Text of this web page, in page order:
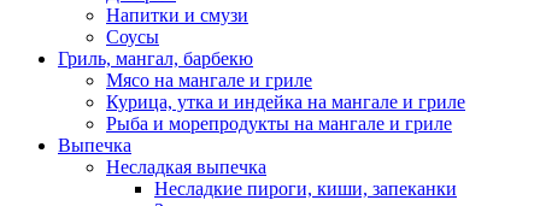
Напитки и смузи
Соусы
Гриль, мангал, барбекю
Мясо на мангале и гриле
Курица, утка и индейка на мангале и гриле
Рыба и морепродукты на мангале и гриле
Выпечка
Несладкая выпечка
Несладкие пироги, киши, запеканки